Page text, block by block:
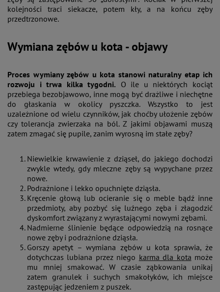
kolejności traci siekacze, potem kły, a na końcu zęby
przedtrzonowe.
Wymiana zębów u kota - objawy
Proces wymiany zębów u kota stanowi naturalny etap ich
rozwoju i trwa kilka tygodni. O ile u niektórych kociąt
przebiega bezobjawowo, inne mogą być drażliwe i niechętne
do głaskania w okolicy pyszczka. Wszystko to jest
uzależnione od wielu czynników, jak choćby ułożenie zębów
czy tolerancja zwierzaka na ból. Z jakimi objawami muszą
zatem zmagać się pupile, zanim wyrosną im stałe zęby?
Niewielkie krwawienie z dziąseł, do jakiego dochodzi
zwykle wtedy, gdy mleczne zęby są wypychane przez
nowe.
Podrażnione i lekko opuchnięte dziąsła.
Kręcenie głową lub ocieranie się o meble bądź inne
przedmioty, aby pozbyć się luźnego zęba i złagodzić
dyskomfort związany z wyrastającymi nowymi zębami.
Nadmierne ślinienie będące odpowiedzią na rosnące
nowe zęby i podrażnione dziąsła.
Gorszy apetyt – wymiana zębów u kota sprawia, że
dotychczas lubiana przez niego karma dla kota może
mu mniej smakować. W czasie ząbkowania unikaj
zatem granulek i suchych smakołyków, ich miejsce
zastępując jedzeniem z puszek.